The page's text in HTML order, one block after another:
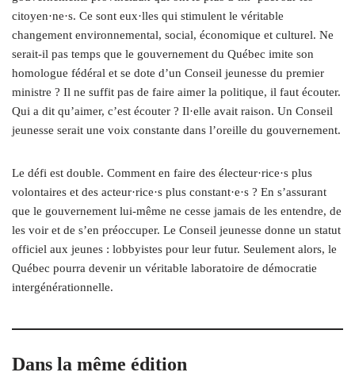
citoyen·ne·s. Ce sont eux·lles qui stimulent le véritable
changement environnemental, social, économique et culturel. Ne
serait-il pas temps que le gouvernement du Québec imite son
homologue fédéral et se dote d’un Conseil jeunesse du premier
ministre ? Il ne suffit pas de faire aimer la politique, il faut écouter.
Qui a dit qu’aimer, c’est écouter ? Il·elle avait raison. Un Conseil
jeunesse serait une voix constante dans l’oreille du gouvernement.
Le défi est double. Comment en faire des électeur·rice·s plus
volontaires et des acteur·rice·s plus constant·e·s ? En s’assurant
que le gouvernement lui-même ne cesse jamais de les entendre, de
les voir et de s’en préoccuper. Le Conseil jeunesse donne un statut
officiel aux jeunes : lobbyistes pour leur futur. Seulement alors, le
Québec pourra devenir un véritable laboratoire de démocratie
intergénérationnelle.
Dans la même édition